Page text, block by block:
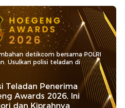
detikcom bersama POLRI
Usulkan polisi teladan di
Teladan Penerima
Awards 2026, Ini
dan Kiprahnya